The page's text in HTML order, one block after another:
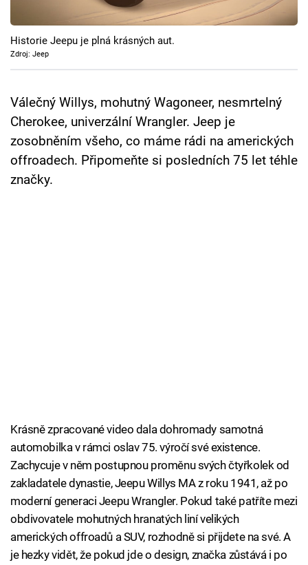
Cool Esport
Pořady
Sledujte prima+
Přihlášení
Historie Jeepu je plná krásných aut.
Zdroj: Jeep
Válečný Willys, mohutný Wagoneer, nesmrtelný
Cherokee, univerzální Wrangler. Jeep je
zosobněním všeho, co máme rádi na amerických
offroadech. Připomeňte si posledních 75 let téhle
značky.
Krásně zpracované video dala dohromady samotná
automobilka v rámci oslav 75. výročí své existence.
Zachycuje v něm postupnou proměnu svých čtyřkolek od
zakladatele dynastie, Jeepu Willys MA z roku 1941, až po
moderní generaci Jeepu Wrangler. Pokud také patříte mezi
obdivovatele mohutných hranatých liní velikých
amerických offroadů a SUV, rozhodně si přijdete na své. A
je hezky vidět, že pokud jde o design, značka zůstává i po